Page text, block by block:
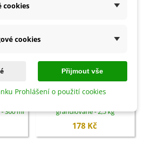
300 ml
granulované - 2,5 kg
178 Kč
cookies
cookies
Přijmout vše
Prohlášení o použití cookies